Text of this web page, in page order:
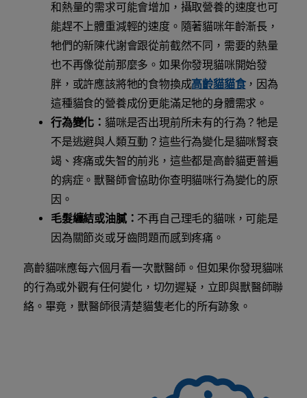
和熱量的需求可能會增加，攝取營養的速度也可
能趕不上體重減輕的速度。隨著貓咪年齡漸長，
牠們的新陳代謝會跟從前截然不同，需要的熱量
也不再像從前那麼多。如果你發現貓咪開始發
胖，或許應該將牠的食物換成高齡貓貓食，因為
這種貓食的營養成份更能滿足牠的身體需求。
行為變化： 貓咪是否出現前所未有的行為？牠是
不是逃避與人類互動？這些行為變化是貓咪腎衰
竭、疼痛或失智的前兆，這些都是高齡貓更普遍
的病症。獸醫師會協助你查明貓咪行為變化的原
因。
毛髮纏結或油膩： 不再自己理毛的貓咪，可能是
因為關節炎或牙齒問題而感到疼痛。
高齡貓咪應每六個月看一次獸醫師。但如果你發現貓咪
的行為或外觀有任何變化，切勿遲疑，立即與獸醫師聯
絡。畢竟，獸醫師很清楚貓隻老化的所有跡象。